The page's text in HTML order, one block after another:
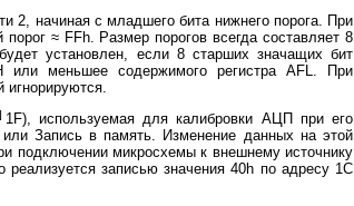
2, начиная с младшего бита нижнего порога. При
≈ FFh. Размер порогов всегда составляет 8
установлен, если 8 старших значащих бит
или меньшее содержимого регистра AFL. При
игнорируются.
используемая для калибровки АЦП при его
Запись в память. Изменение данных на этой
подключении микросхемы к внешнему источнику
реализуется записью значения 40h по адресу 1С